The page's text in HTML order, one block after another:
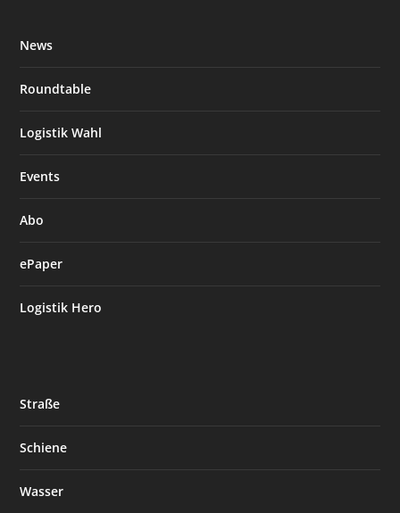
News
Roundtable
Logistik Wahl
Events
Abo
ePaper
Logistik Hero
Straße
Schiene
Wasser